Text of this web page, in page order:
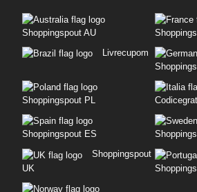
Shoppingspout AU
Livrecupom
Shoppingspout PL
Shoppingspout ES
Shoppingspout
UK